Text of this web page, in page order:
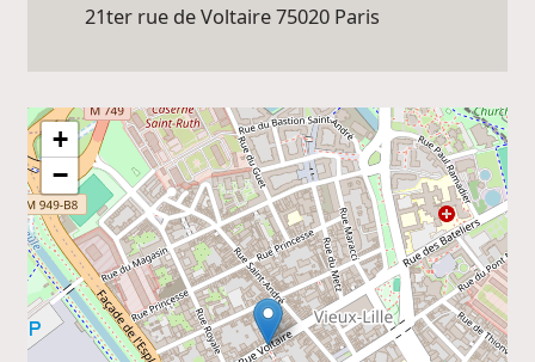
21ter rue de Voltaire 75020 Paris
+
−